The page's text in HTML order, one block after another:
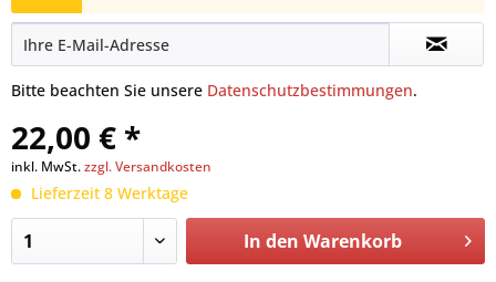
Bitte beachten Sie unsere Datenschutzbestimmungen.
22,00 € *
inkl. MwSt.zzgl. Versandkosten
Lieferzeit 8 Werktage
In den Warenkorb